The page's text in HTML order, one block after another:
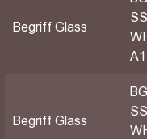
Begriff Glass
A1
Begriff Glass